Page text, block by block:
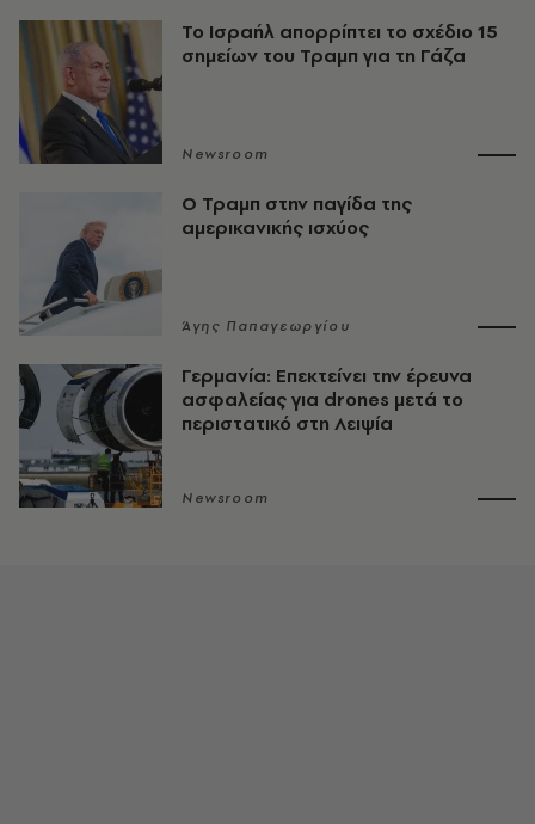
Το Ισραήλ απορρίπτει το σχέδιο 15
σημείων του Τραμπ για τη Γάζα
Newsroom
Ο Τραμπ στην παγίδα της
αμερικανικής ισχύος
Άγης Παπαγεωργίου
Γερμανία: Επεκτείνει την έρευνα
ασφαλείας για drones μετά το
περιστατικό στη Λειψία
Newsroom